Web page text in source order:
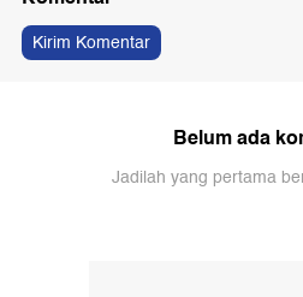
Kirim Komentar
Belum ada
Jadilah yang pertama